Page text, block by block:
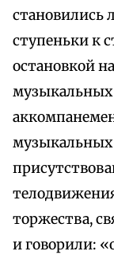
становились
ступеньки к
остановкой
музыкальных
торжества,
и говорили: